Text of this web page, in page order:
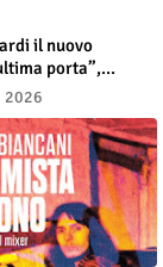
il nuovo
porta”,
e negli
2026